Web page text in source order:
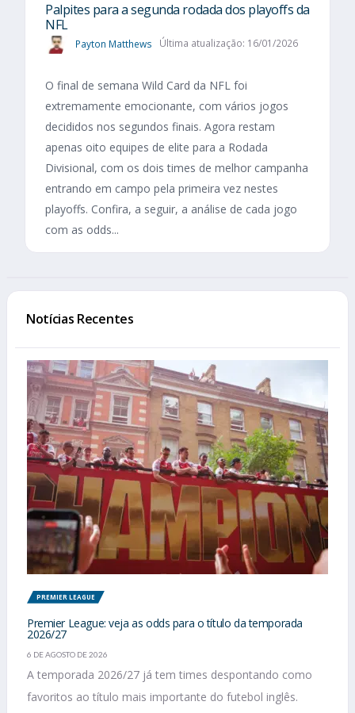
Palpites para a segunda rodada dos playoffs da
NFL
Payton Matthews Última atualização: 16/01/2026
O final de semana Wild Card da NFL foi
extremamente emocionante, com vários jogos
decididos nos segundos finais. Agora restam
apenas oito equipes de elite para a Rodada
Divisional, com os dois times de melhor campanha
entrando em campo pela primeira vez nestes
playoffs. Confira, a seguir, a análise de cada jogo
com as odds...
Notícias Recentes
PREMIER LEAGUE
Premier League: veja as odds para o título da temporada
2026/27
6 DE AGOSTO DE 2026
A temporada 2026/27 já tem times despontando como
favoritos ao título mais importante do futebol inglês.